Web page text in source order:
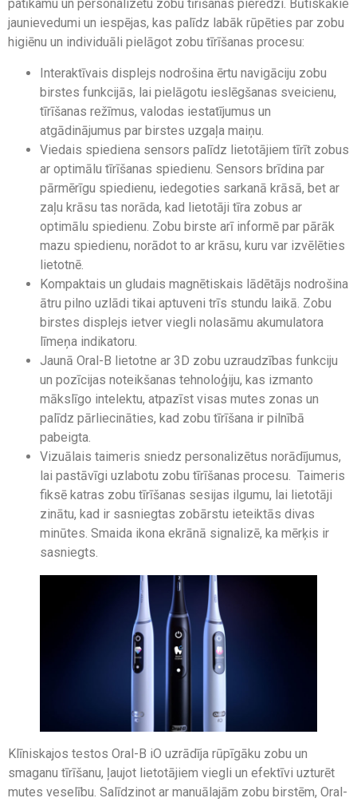
patīkamu un personalizētu zobu tīrīšanas pieredzi. Būtiskākie
jaunievedumi un iespējas, kas palīdz labāk rūpēties par zobu
higiēnu un individuāli pielāgot zobu tīrīšanas procesu:
Interaktīvais displejs nodrošina ērtu navigāciju zobu
birstes funkcijās, lai pielāgotu ieslēgšanas sveicienu,
tīrīšanas režīmus, valodas iestatījumus un
atgādinājumus par birstes uzgaļa maiņu.
Viedais spiediena sensors palīdz lietotājiem tīrīt zobus
ar optimālu tīrīšanas spiedienu. Sensors brīdina par
pārmērīgu spiedienu, iedegoties sarkanā krāsā, bet ar
zaļu krāsu tas norāda, kad lietotāji tīra zobus ar
optimālu spiedienu. Zobu birste arī informē par pārāk
mazu spiedienu, norādot to ar krāsu, kuru var izvēlēties
lietotnē.
Kompaktais un gludais magnētiskais lādētājs nodrošina
ātru pilno uzlādi tikai aptuveni trīs stundu laikā. Zobu
birstes displejs ietver viegli nolasāmu akumulatora
līmeņa indikatoru.
Jaunā Oral-B lietotne ar 3D zobu uzraudzības funkciju
un pozīcijas noteikšanas tehnoloģiju, kas izmanto
mākslīgo intelektu, atpazīst visas mutes zonas un
palīdz pārliecināties, kad zobu tīrīšana ir pilnībā
pabeigta.
Vizuālais taimeris sniedz personalizētus norādījumus,
lai pastāvīgi uzlabotu zobu tīrīšanas procesu. Taimeris
fiksē katras zobu tīrīšanas sesijas ilgumu, lai lietotāji
zinātu, kad ir sasniegtas zobārstu ieteiktās divas
minūtes. Smaida ikona ekrānā signalizē, ka mērķis ir
sasniegts.
Klīniskajos testos Oral-B iO uzrādīja rūpīgāku zobu un
smaganu tīrīšanu, ļaujot lietotājiem viegli un efektīvi uzturēt
mutes veselību. Salīdzinot ar manuālajām zobu birstēm, Oral-